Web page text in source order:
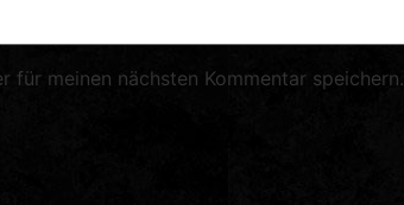
für meinen nächsten Kommentar speichern.